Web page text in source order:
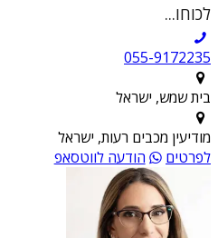
לכוחו...
055-9172235
בית שמש, ישראל
מודיעין מכבים רעות, ישראל
לפרטים
הודעה לווטסאפ